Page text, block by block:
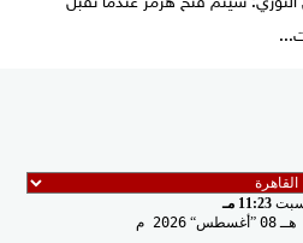
11:23 مـ
08 أغسطس 2026 م